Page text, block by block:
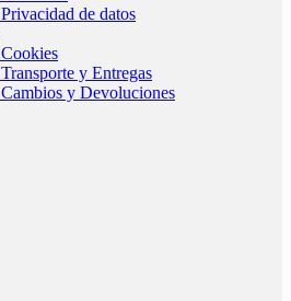
de datos
y Entregas
y Devoluciones